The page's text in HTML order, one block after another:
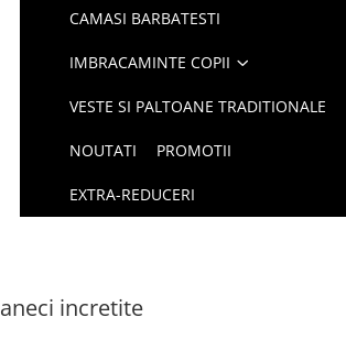
CAMASI BARBATESTI
IMBRACAMINTE COPII
VESTE SI PALTOANE TRADITIONALE
NOUTATI PROMOTII
EXTRA-REDUCERI
incretite